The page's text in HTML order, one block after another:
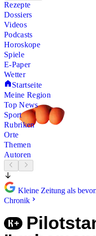
Rezepte
Dossiers
Videos
Podcasts
Horoskope
Spiele
E-Paper
Wetter
Startseite
Meine Region
Top News
Sport
Rubriken
Orte
Themen
Autoren
Kleine Zeitung als
Chronik